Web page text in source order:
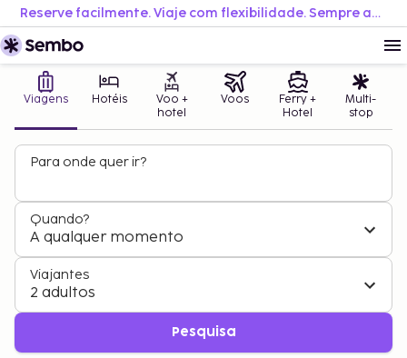
Reserve facilmente. Viaje com flexibilidade. Sempre ao melhor preço.
Viagens Hotéis
Voo +
hotel
Voos
Ferry +
Hotel
Multi-
stop
Para onde quer ir?
Quando?
A qualquer momento
Viajantes
2 adultos
Pesquisa